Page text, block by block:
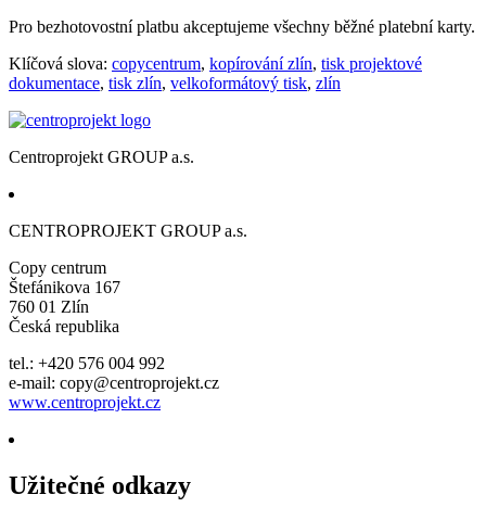
Pro bezhotovostní platbu akceptujeme všechny běžné platební karty.
Klíčová slova: copycentrum, kopírování zlín, tisk projektové
dokumentace, tisk zlín, velkoformátový tisk, zlín
Centroprojekt GROUP a.s.
CENTROPROJEKT GROUP a.s.
Copy centrum
Štefánikova 167
760 01 Zlín
Česká republika
tel.: +420 576 004 992
e-mail: copy@centroprojekt.cz
www.centroprojekt.cz
Užitečné odkazy